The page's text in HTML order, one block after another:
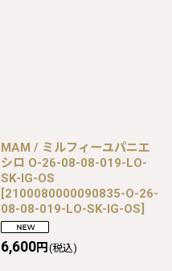
MAM / ミルフィーユパニエ
シロ O-26-08-08-019-LO-
SK-IG-OS
[2100080000090835-O-26-
08-08-019-LO-SK-IG-OS]
6,600円 (税込)